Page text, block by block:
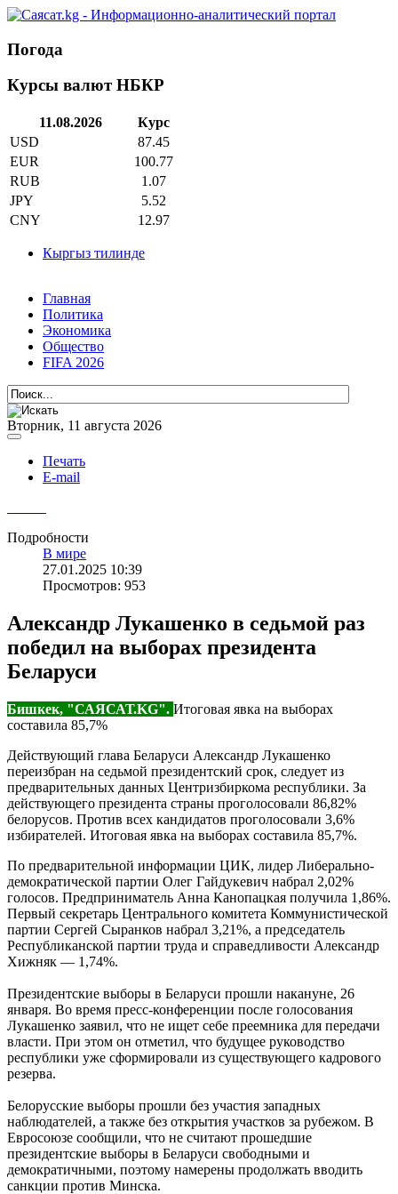
Погода
Курсы валют НБКР
11.08.2026
Курс
USD
87.45
EUR
100.77
RUB
1.07
JPY
5.52
CNY
12.97
Кыргыз тилинде
Главная
Политика
Экономика
Общество
FIFA 2026
Вторник, 11 августа 2026
Печать
E-mail
Подробности
В мире
27.01.2025 10:39
Просмотров: 953
Александр Лукашенко в седьмой раз
победил на выборах президента
Беларуси
Бишкек, "САЯСАТ.KG". Итоговая явка на выборах
составила 85,7%
Действующий глава Беларуси Александр Лукашенко
переизбран на седьмой президентский срок, следует из
предварительных данных Центризбиркома республики. За
действующего президента страны проголосовали 86,82%
белорусов. Против всех кандидатов проголосовали 3,6%
избирателей. Итоговая явка на выборах составила 85,7%.
По предварительной информации ЦИК, лидер Либерально-
демократической партии Олег Гайдукевич набрал 2,02%
голосов. Предприниматель Анна Канопацкая получила 1,86%.
Первый секретарь Центрального комитета Коммунистической
партии Сергей Сыранков набрал 3,21%, а председатель
Республиканской партии труда и справедливости Александр
Хижняк — 1,74%.
Президентские выборы в Беларуси прошли накануне, 26
января. Во время пресс-конференции после голосования
Лукашенко заявил, что не ищет себе преемника для передачи
власти. При этом он отметил, что будущее руководство
республики уже сформировали из существующего кадрового
резерва.
Белорусские выборы прошли без участия западных
наблюдателей, а также без открытия участков за рубежом. В
Евросоюзе сообщили, что не считают прошедшие
президентские выборы в Беларуси свободными и
демократичными, поэтому намерены продолжать вводить
санкции против Минска.